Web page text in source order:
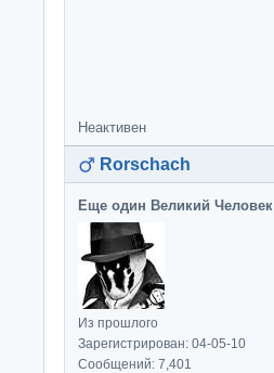
Неактивен
Rorschach
Еще один Великий Человек
Из прошлого
Зарегистрирован: 04-05-10
Сообщений: 7,401